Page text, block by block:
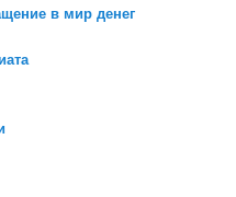
в мир денег